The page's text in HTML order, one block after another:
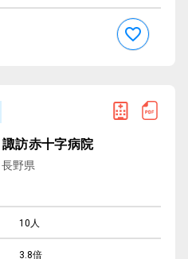
諏訪赤十字病院
長野県
10人
3.8倍